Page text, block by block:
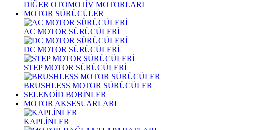
DİĞER OTOMOTİV MOTORLARI
MOTOR SÜRÜCÜLER
AC MOTOR SÜRÜCÜLERİ
DC MOTOR SÜRÜCÜLERİ
STEP MOTOR SÜRÜCÜLERİ
BRUSHLESS MOTOR SÜRÜCÜLER
SELENOİD BOBİNLER
MOTOR AKSESUARLARI
KAPLİNLER